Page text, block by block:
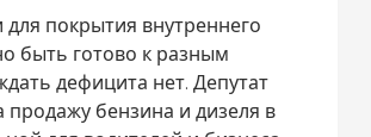
покрытия внутреннего
быть готово к разным
дефицита нет. Депутат
бензина и дизеля в